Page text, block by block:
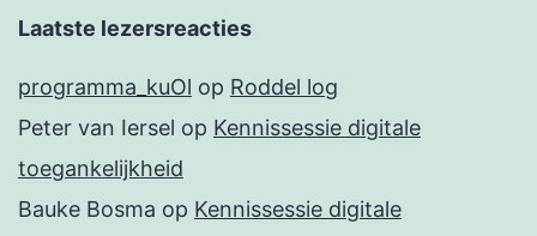
Laatste lezersreacties
programma_kuOl op Roddel log
Peter van Iersel op Kennissessie digitale
toegankelijkheid
Bauke Bosma op Kennissessie digitale